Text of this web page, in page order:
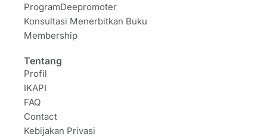
ProgramDeepromoter
Konsultasi Menerbitkan Buku
Membership
Tentang
Profil
IKAPI
FAQ
Contact
Kebijakan Privasi